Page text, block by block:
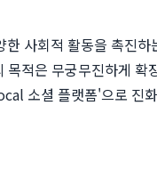
사회적 활동을 촉진
적은 무궁무진하게
소셜 플랫폼'으로 진